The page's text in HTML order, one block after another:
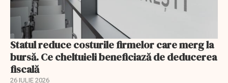
Statul reduce costurile firmelor care merg la
bursă. Ce cheltuieli beneficiază de deducerea
fiscală
26 IULIE 2026